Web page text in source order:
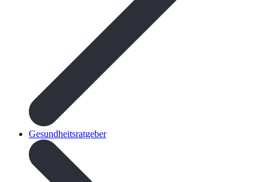
Gesundheitsratgeber